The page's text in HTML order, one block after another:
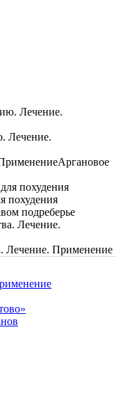
Лечение.
Аргановое
похудения
подреберье
Лечение. Применение